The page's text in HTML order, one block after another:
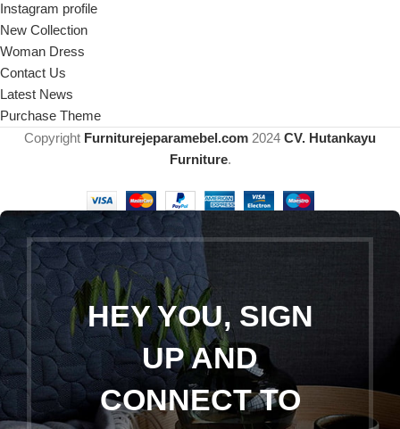
Instagram profile
New Collection
Woman Dress
Contact Us
Latest News
Purchase Theme
Copyright Furniturejeparamebel.com 2024 CV. Hutankayu
Furniture.
HEY YOU, SIGN
UP AND
CONNECT TO